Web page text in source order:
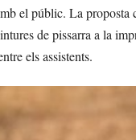
el públic. La
de pissarra a la
els assistents.